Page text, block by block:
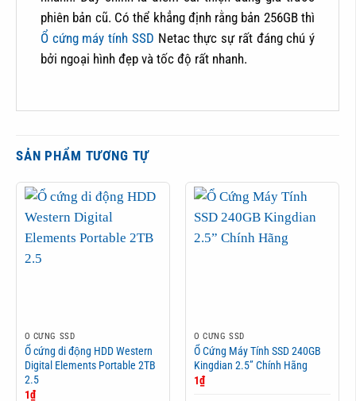
phiên bản cũ. Có thể khẳng định rằng bản 256GB thì
Ổ cứng máy tính SSD Netac thực sự rất đáng chú ý
bởi ngoại hình đẹp và tốc độ rất nhanh.
SẢN PHẨM TƯƠNG TỰ
Ổ CỨNG SSD
Ổ cứng di động HDD Western
Digital Elements Portable 2TB
2.5
1₫
Ổ CỨNG SSD
Ổ Cứng Máy Tính SSD 240GB
Kingdian 2.5” Chính Hãng
1₫